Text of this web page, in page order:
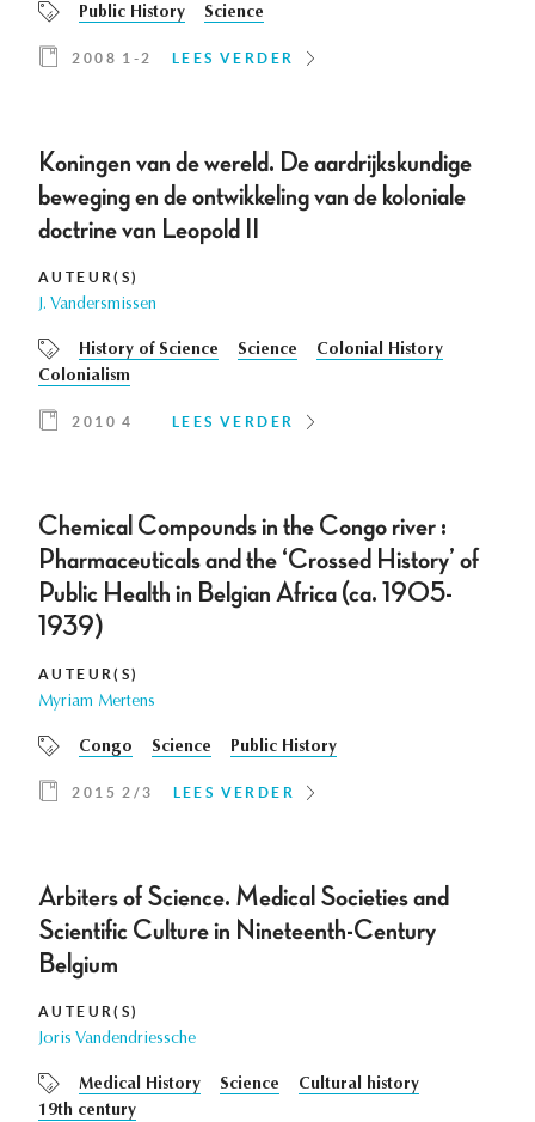
Public History Science
2008 1-2 LEES VERDER
Koningen van de wereld. De aardrijkskundige
beweging en de ontwikkeling van de koloniale
doctrine van Leopold II
AUTEUR(S)
J. Vandersmissen
History of Science Science
Colonial History
Colonialism
2010 4 LEES VERDER
Chemical Compounds in the Congo river :
Pharmaceuticals and the ‘Crossed History’ of
Public Health in Belgian Africa (ca. 1905-
1939)
AUTEUR(S)
Myriam Mertens
Congo Science Public History
2015 2/3 LEES VERDER
Arbiters of Science. Medical Societies and
Scientific Culture in Nineteenth-Century
Belgium
AUTEUR(S)
Joris Vandendriessche
Medical History Science
Cultural history
19th century